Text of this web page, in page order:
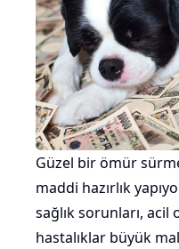
Güzel bir ömür
maddi hazırlık
sağlık sorunları,
hastalıklar büyük